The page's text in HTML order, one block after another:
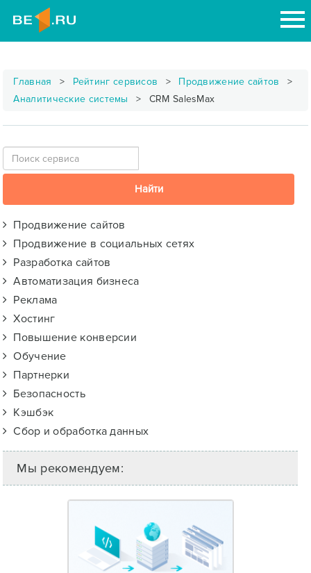
Главная Рейтинг сервисов
Продвижение сайтов
Аналитические системы
CRM SalesMax
Продвижение сайтов
Продвижение в социальных сетях
Разработка сайтов
Автоматизация бизнеса
Реклама
Хостинг
Повышение конверсии
Обучение
Партнерки
Безопасность
Кэшбэк
Сбор и обработка данных
Мы рекомендуем: